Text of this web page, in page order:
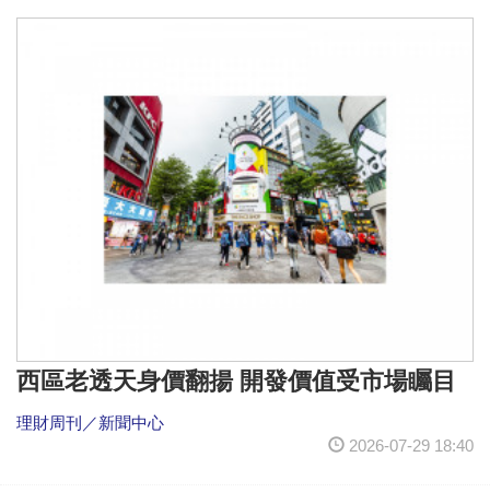
西區老透天身價翻揚 開發價值受市場矚目
理財周刊／新聞中心
2026-07-29 18:40